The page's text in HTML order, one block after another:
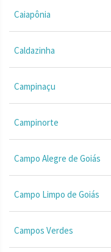
Caiapônia
Caldazinha
Campinaçu
Campinorte
Campo Alegre de Goiás
Campo Limpo de Goiás
Campos Verdes